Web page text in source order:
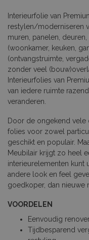
Interieurfolie van
restylen/moderniseren
muren, panelen,
(woonkamer, keuken,
(ontvangstruimte,
zonder veel
Interieurfolies van
van iedere ruimte
veranderen.
Door de ongekend vele
folies voor zowel
geschikt en populair.
Meubilair krijgt zo heel
interieurelementen kunt
andere look en feel
goedkoper, dan nieuwe
VOORDELEN
Eenvoudig
Tijdbesparend